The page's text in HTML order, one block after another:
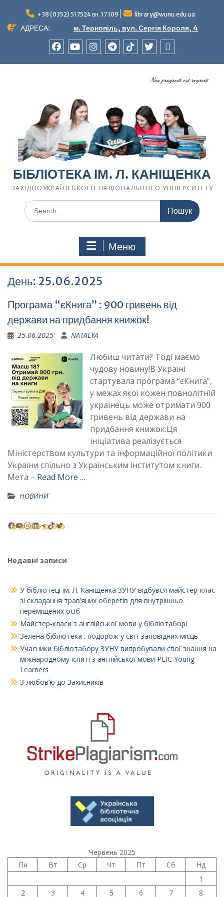
вмісту
+38 (0352) 517524 вн. 17 109 library@wunu.edu.ua
АДРЕСА: м. Тернопіль, вул. Сергія Короля, 4
БІБЛІОТЕКА ІМ. Л. КАНІЩЕНКА
ЗАХІДНОУКРАЇНСЬКОГО НАЦІОНАЛЬНОГО УНІВЕРСИТЕТУ
Шукати:
Меню
День: 25.06.2025
Програма “єКнига” : 900 гривень від
держави на придбання книжок!
25.06.2025 NATALYA
Любиш читати? Тоді маємо
чудову новину!В Україні
стартувала програма “єКнига”,
у межах якої кожен повнолітній
українець може отримати 900
гривень від держави на
придбання книжок.Ця
ініціатива реалізується
Міністерством культури та інформаційної політики
України спільно з Українським інститутом книги.
Мета – Read More …
НОВИНИ
Facebook
YouTube
Instagram
LinkedIn
Telegram
TikTok
Twitter
Недавні записи
У бібліотеці ім. Л. Каніщенка ЗУНУ відбувся майстер-клас
зі складання трав’яних оберегів для внутрішньо
переміщених осіб
Майстер‑класи з англійської мови у бібліотаборі
Зелена бібліотека : подорож у світ заповідних місць
Учасники бібліотабору ЗУНУ випробували свої знання на
міжнародному іспиті з англійської мови PEIC Young
Learners
З любов’ю до Захисників
Червень 2025
Пн
Вт Ср Чт Пт Сб
Нд
1
2
3 4 5 6 7 8